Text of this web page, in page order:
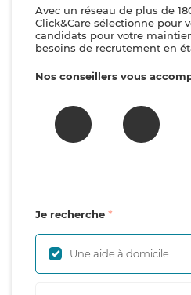
Avec un réseau de plus de
Click&Care sélectionne pour
candidats pour votre
besoins de recrutement en
Nos conseillers vous
Je recherche
Une aide à domicile